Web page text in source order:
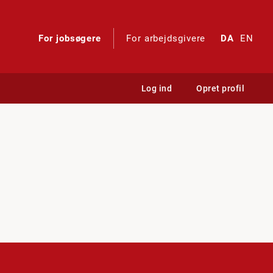
For jobsøgere For arbejdsgivere DA EN
Log ind Opret profil